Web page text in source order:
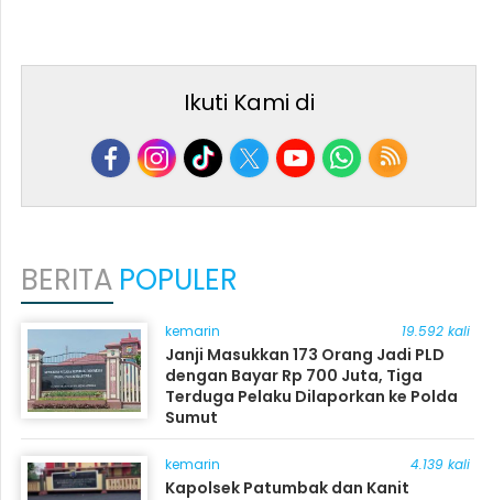
Ikuti Kami di
BERITA POPULER
kemarin 19.592 kali
Janji Masukkan 173 Orang Jadi PLD
dengan Bayar Rp 700 Juta, Tiga
Terduga Pelaku Dilaporkan ke Polda
Sumut
kemarin 4.139 kali
Kapolsek Patumbak dan Kanit